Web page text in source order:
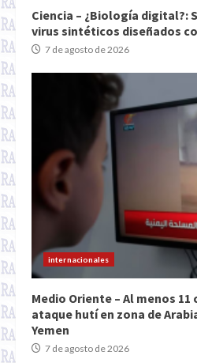
Ciencia – ¿Biología digital?:
virus sintéticos diseñados
7 de agosto de 2026
internacionales
Medio Oriente – Al menos
ataque hutí en zona de
Yemen
7 de agosto de 2026